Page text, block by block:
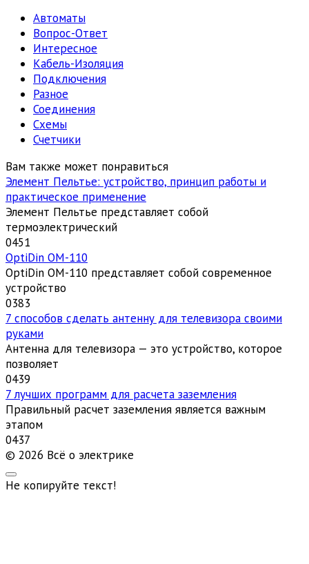
Автоматы
Вопрос-Ответ
Интересное
Кабель-Изоляция
Подключения
Разное
Соединения
Схемы
Счетчики
Вам также может понравиться
Элемент Пельтье: устройство, принцип работы и
практическое применение
Элемент Пельтье представляет собой
термоэлектрический
0451
OptiDin ОМ-110
OptiDin ОМ-110 представляет собой современное
устройство
0383
7 способов сделать антенну для телевизора своими
руками
Антенна для телевизора — это устройство, которое
позволяет
0439
7 лучших программ для расчета заземления
Правильный расчет заземления является важным
этапом
0437
© 2026 Всё о электрике
Не копируйте текст!